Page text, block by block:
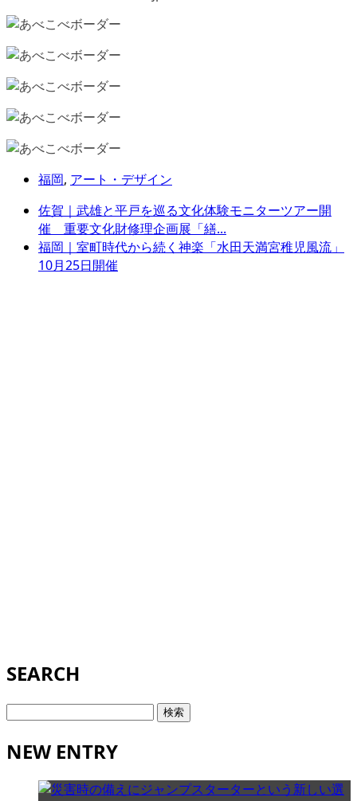
福岡, アート・デザイン
佐賀｜武雄と平戸を巡る文化体験モニターツアー開
催 重要文化財修理企画展「繕...
福岡｜室町時代から続く神楽「水田天満宮稚児風流」
10月25日開催
SEARCH
検
NEW ENTRY